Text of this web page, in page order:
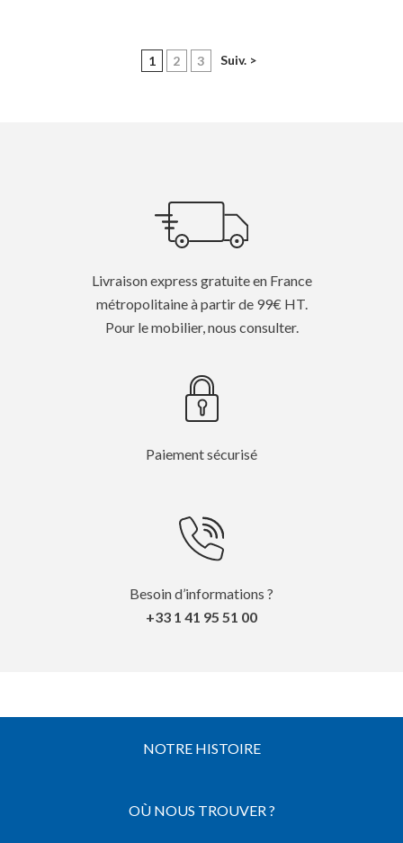
1 (current)
2 3 Suiv. >
Livraison express gratuite en France
métropolitaine à partir de 99€ HT.
Pour le mobilier, nous consulter.
Paiement sécurisé
Besoin d’informations ?
+33 1 41 95 51 00
NOTRE HISTOIRE
OÙ NOUS TROUVER ?